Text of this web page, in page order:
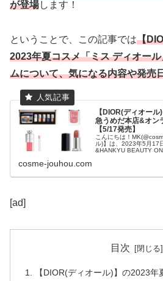
が登場します！
ということで、この記事では【
2023年夏コスメ「ミス ディオー
ムについて、気になる内容や発売
【DIOR(ディオー
急うめだ本店&オン
【5/17発売】
こんにちは！
ル)】は、2023年5月17
&HANKYU BEAUTY
cosme-jouhou.com
[ad]
目次
【DIOR(ディオール)】の2023